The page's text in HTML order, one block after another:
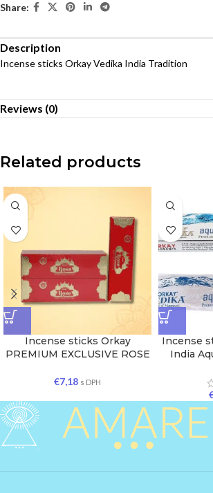
Share:
Description
Incense sticks Orkay Vedika India Tradition
Reviews (0)
Related products
Incense sticks Orkay
PREMIUM EXCLUSIVE ROSE
€7,18 s DPH
Incense
India